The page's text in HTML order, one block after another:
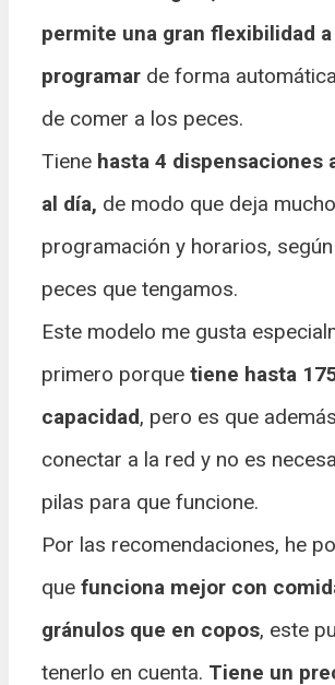
permite una gran flexibilidad
programar de forma
de comer a los peces.
Tiene hasta 4 dispensaciones
al día, de modo que deja
programación y horarios,
peces que tengamos.
Este modelo me gusta
primero porque tiene hasta
capacidad, pero es que
conectar a la red y no es
pilas para que funcione.
Por las recomendaciones, he
que funciona mejor con
gránulos que en copos, este
tenerlo en cuenta. Tiene un